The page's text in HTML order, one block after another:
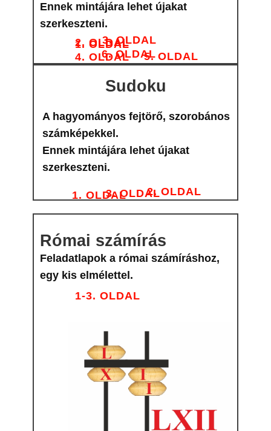
Ennek mintájára lehet újakat
szerkeszteni.
1. OLDAL
2. OLDAL3. OLDAL
4. OLDAL
5. OLDAL
6. OLDAL
Sudoku
A hagyományos fejtörő, szorobános
számképekkel.
Ennek mintájára lehet újakat
szerkeszteni.
1. OLDAL3. OLDAL2. OLDAL
Római számírás
Feladatlapok a római számíráshoz,
egy kis elmélettel.
1-3. OLDAL